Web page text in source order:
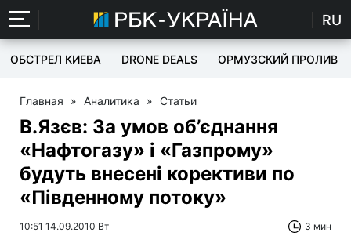
RU
ОБСТРЕЛ КИЕВА DRONE DEALS ОРМУЗСКИЙ ПРОЛИВ
Главная » Аналитика » Статьи
В.Язєв: За умов об’єднання
«Нафтогазу» і «Газпрому»
будуть внесені корективи по
«Південному потоку»
10:51 14.09.2010 Вт 3 мин